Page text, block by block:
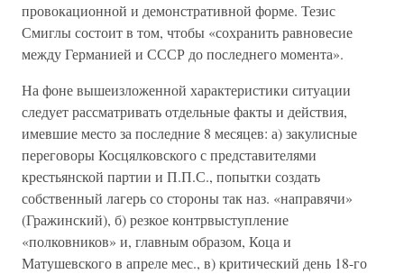
провокационной и демонстративной форме. Тезис
Смиглы состоит в том, чтобы «сохранить равновесие
между Германией и СССР до последнего момента».
На фоне вышеизложенной характеристики ситуации
следует рассматривать отдельные факты и действия,
имевшие место за последние 8 месяцев: а) закулисные
переговоры Косцялковского с представителями
крестьянской партии и П.П.С., попытки создать
собственный лагерь со стороны так наз. «направячи»
(Гражинский), б) резкое контрвыступление
«полковников» и, главным образом, Коца и
Матушевского в апреле мес., в) критический день 18-го